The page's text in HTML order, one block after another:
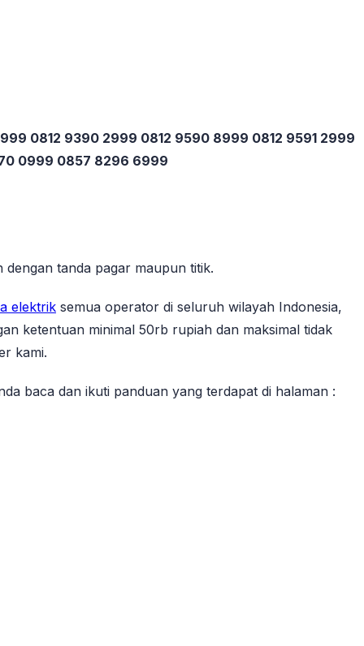
0812 9390 2999 0812 9590 8999 0812 9591 2999
0999 0857 8296 6999
dengan tanda pagar maupun titik.
elektrik semua operator di seluruh wilayah Indonesia,
ketentuan minimal 50rb rupiah dan maksimal tidak
kami.
baca dan ikuti panduan yang terdapat di halaman :